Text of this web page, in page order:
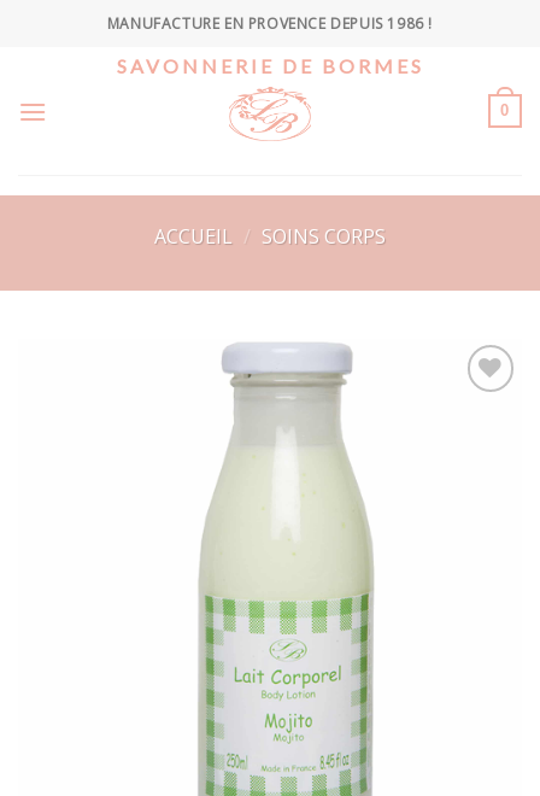
MANUFACTURE EN PROVENCE DEPUIS 1986 !
SAVONNERIE DE BORMES
0
ACCUEIL / SOINS CORPS